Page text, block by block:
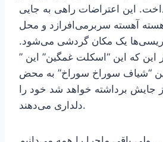
این اعتراضات راهی به جایی
آهسته سربرمی‌افرازد و محل
یک مکان گردشی می‌شود.
این که این “اسکلت غمگین” این ”
“شیاف سوراخ سوراخ” به محض
جایش برداشته خواهد شد خود را
دلداری می‌دهند.